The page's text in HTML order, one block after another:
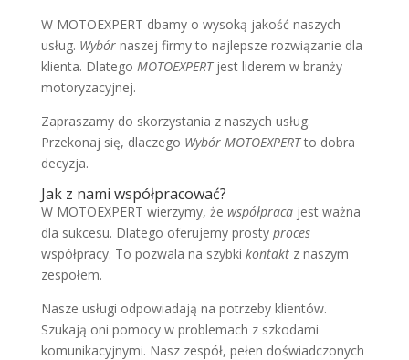
W MOTOEXPERT dbamy o wysoką jakość naszych
usług. Wybórnaszej firmy to najlepsze rozwiązanie dla
klienta. Dlatego MOTOEXPERTjest liderem w branży
motoryzacyjnej.
Zapraszamy do skorzystania z naszych usług.
Przekonaj się, dlaczego Wybór MOTOEXPERTto dobra
decyzja.
Jak z nami współpracować?
W MOTOEXPERT wierzymy, że współpracajest ważna
dla sukcesu. Dlatego oferujemy prosty proces
współpracy. To pozwala na szybki kontaktz naszym
zespołem.
Nasze usługi odpowiadają na potrzeby klientów.
Szukają oni pomocy w problemach z szkodami
komunikacyjnymi. Nasz zespół, pełen doświadczonych